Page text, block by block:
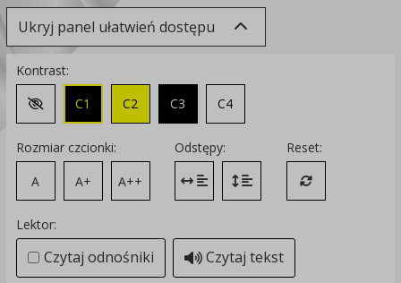
Ukryj panel ułatwień dostępu
Kontrast:
Zmień kontrast na domyślny
C1 C2 C3 C4
Rozmiar czcionki:
A
A+ A++
Odstępy:
Zmień odstęp między literami
Zmień interlinię i margines
Reset:
Przywróć
Lektor:
Czytaj odnośniki Czytaj tekst